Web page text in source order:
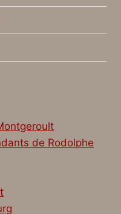
de Rodolphe